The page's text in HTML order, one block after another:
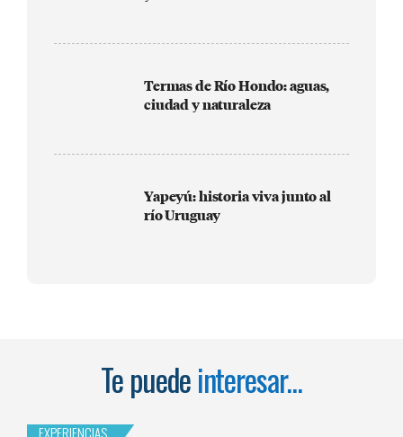
Termas de Río Hondo: aguas,
ciudad y naturaleza
Yapeyú: historia viva junto al
río Uruguay
Te puedeinteresar...
EXPERIENCIAS